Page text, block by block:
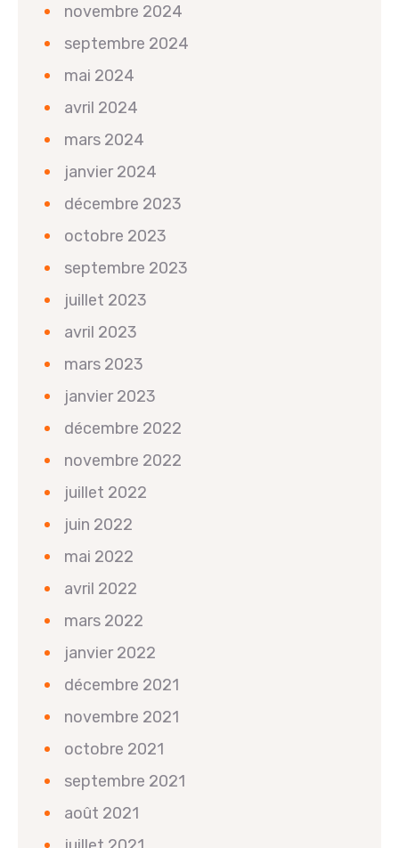
novembre 2024
septembre 2024
mai 2024
avril 2024
mars 2024
janvier 2024
décembre 2023
octobre 2023
septembre 2023
juillet 2023
avril 2023
mars 2023
janvier 2023
décembre 2022
novembre 2022
juillet 2022
juin 2022
mai 2022
avril 2022
mars 2022
janvier 2022
décembre 2021
novembre 2021
octobre 2021
septembre 2021
août 2021